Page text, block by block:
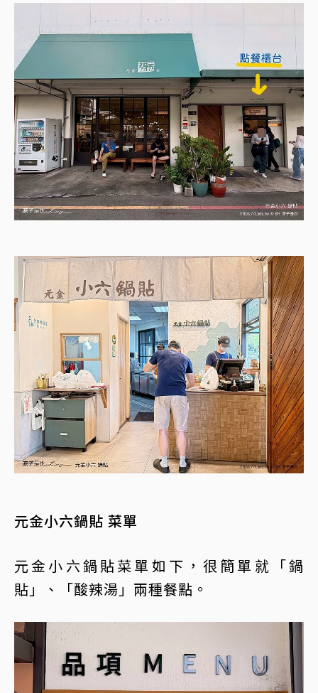
元金小六鍋貼 菜單
元金小六鍋貼菜單如下，很簡單就「鍋
貼」、「酸辣湯」兩種餐點。